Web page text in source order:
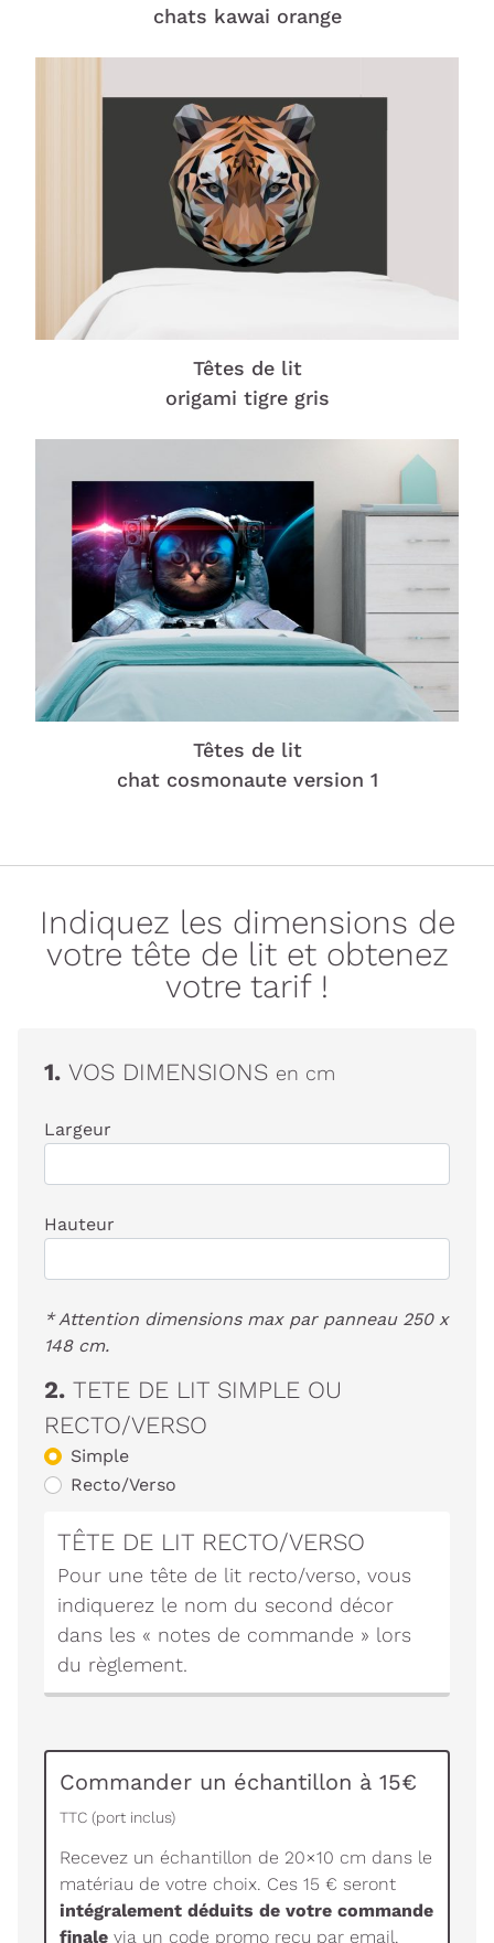
chats kawai orange
Têtes de lit
origami tigre gris
Têtes de lit
chat cosmonaute version 1
Indiquez les dimensions de
votre tête de lit et obtenez
votre tarif !
1. VOS DIMENSIONS en cm
Largeur
Hauteur
* Attention dimensions max par panneau 250 x
148 cm.
2. TETE DE LIT SIMPLE OU
RECTO/VERSO
Simple
Recto/Verso
TÊTE DE LIT RECTO/VERSO
Pour une tête de lit recto/verso, vous
indiquerez le nom du second décor
dans les « notes de commande » lors
du règlement.
Commander un échantillon à 15€
TTC (port inclus)
Recevez un échantillon de 20×10 cm dans le
matériau de votre choix. Ces 15 € seront
intégralement déduits de votre commande
finale via un code promo reçu par email.